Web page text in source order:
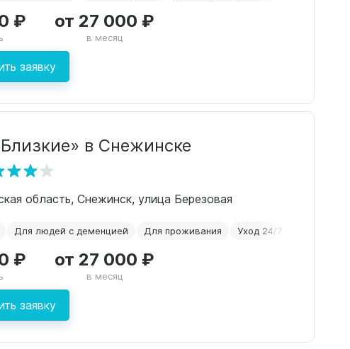
заявку
₽ от 27 000 ₽
в месяц
в Снежинске
область, Снежинск, улица Березовая
Для людей с деменцией Для проживания Уход 24/7
заявку
₽ от 27 000 ₽
в месяц